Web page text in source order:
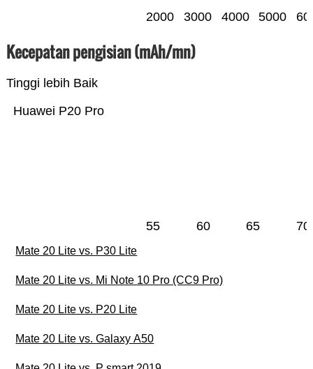
2000 3000 4000 5000
Kecepatan pengisian (mAh/mn)
Tinggi lebih Baik
Huawei P20 Pro
55 60 65 70
Mate 20 Lite vs. P30 Lite
Mate 20 Lite vs. Mi Note 10 Pro (CC9 Pro)
Mate 20 Lite vs. P20 Lite
Mate 20 Lite vs. Galaxy A50